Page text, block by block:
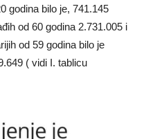
godina bilo je, 741.145
od 60 godina 2.731.005 i
od 59 godina bilo je
( vidi I. tablicu